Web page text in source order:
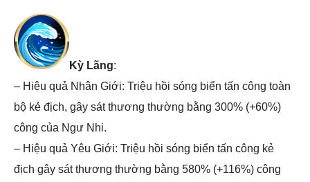
Kỳ Lãng:
– Hiệu quả Nhân Giới: Triệu hồi sóng biển tấn công toàn
bộ kẻ địch, gây sát thương thường bằng 300% (+60%)
công của Ngư Nhi.
– Hiệu quả Yêu Giới: Triệu hồi sóng biển tấn công kẻ
địch gây sát thương thường bằng 580% (+116%) công